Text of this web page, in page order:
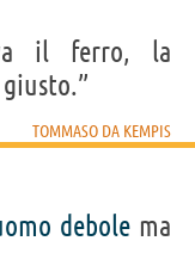
il ferro, la
TOMMASO DA KEMPIS
debole ma